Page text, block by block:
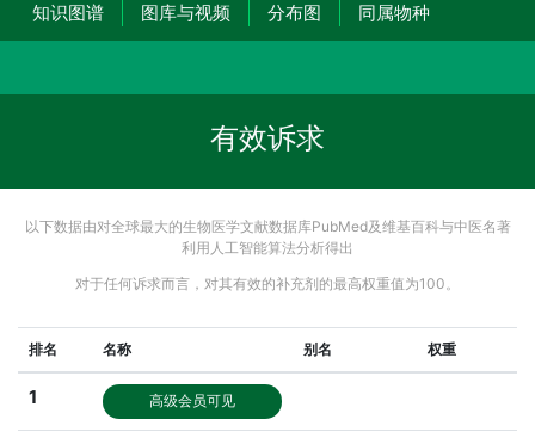
知识图谱
图库与视频 分布图 同属物种
有效诉求
以下数据由对全球最大的生物医学文献数据库PubMed及维基百科与中医名著
利用人工智能算法分析得出
对于任何诉求而言，对其有效的补充剂的最高权重值为100。
排名 名称 别名 权重
1 高级会员可见